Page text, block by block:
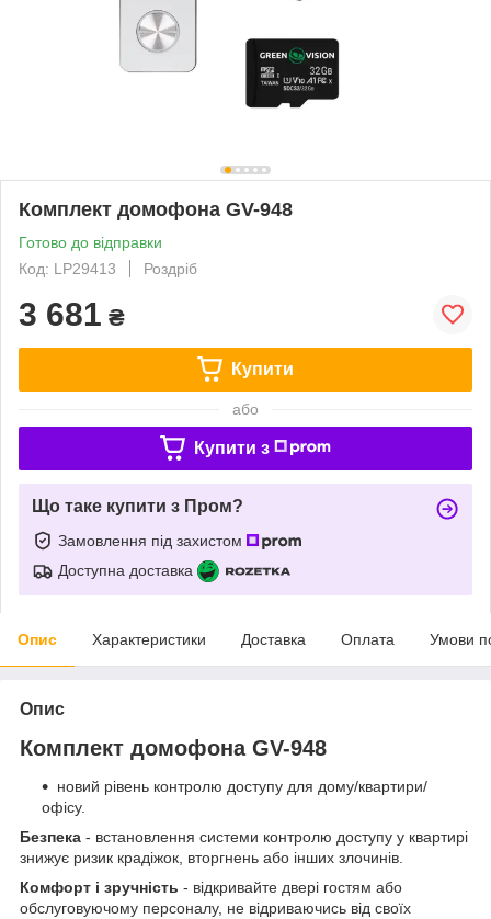
Комплект домофона GV-948
Готово до відправки
Код: LP29413
Роздріб
3 681 ₴
Купити
або
Купити з
Що таке купити з Пром?
Замовлення під захистом
Доступна доставка
Опис Характеристики Доставка Оплата Умови
Опис
Комплект домофона GV-948
новий рівень контролю доступу для дому/квартири/
офісу.
Безпека - встановлення системи контролю доступу у квартирі
знижує ризик крадіжок, вторгнень або інших злочинів.
Комфорт і зручність - відкривайте двері гостям або
обслуговуючому персоналу, не відриваючись від своїх